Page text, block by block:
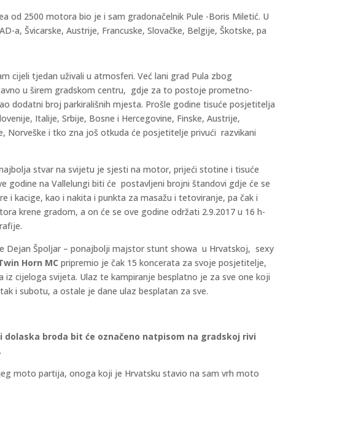
od 2500 motora bio je i sam gradonačelnik Pule -Boris Miletić. U
a, Švicarske, Austrije, Francuske, Slovačke, Belgije, Škotske, pa
cijeli tjedan uživali u atmosferi. Već lani grad Pula zbog
u širem gradskom centru, gdje za to postoje prometno-
dodatni broj parkirališnih mjesta. Prošle godine tisuće posjetitelja
Italije, Srbije, Bosne i Hercegovine, Finske, Austrije,
Norveške i tko zna još otkuda će posjetitelje privući razvikani
stvar na svijetu je sjesti na motor, prijeći stotine i tisuće
na Vallelungi biti će postavljeni brojni štandovi gdje će se
i kacige, kao i nakita i punkta za masažu i tetoviranje, pa čak i
krene gradom, a on će se ove godine održati 2.9.2017 u 16 h-
Dejan Špoljar – ponajbolji majstor stunt showa u Hrvatskoj, sexy
Horn MC pripremio je čak 15 koncerata za svoje posjetitelje,
cijeloga svijeta. Ulaz te kampiranje besplatno je za sve one koji
i subotu, a ostale je dane ulaz besplatan za sve.
dolaska broda bit će označeno natpisom na gradskoj rivi
.
moto partija, onoga koji je Hrvatsku stavio na sam vrh moto